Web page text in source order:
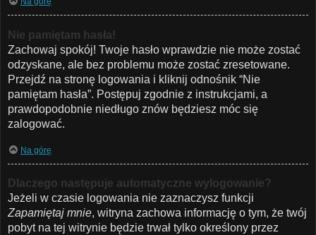
Nie pamiętam hasła!
Zachowaj spokój! Twoje hasło wprawdzie nie może zostać
odzyskane, ale bez problemu może zostać zresetowane.
Przejdź na stronę logowania i kliknij odnośnik “Nie
pamiętam hasła”. Postępuj zgodnie z instrukcjami, a
prawdopodobnie niedługo znów będziesz móc się
zalogować.
Na górę
Dlaczego następuje automatyczne wylogowanie?
Jeżeli w czasie logowania nie zaznaczysz funkcji
Zapamiętaj mnie, witryna zachowa informację o tym, że twój
pobyt na tej witrynie będzie trwał tylko określony przez